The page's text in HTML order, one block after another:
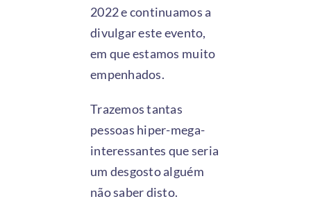
2022 e continuamos a
divulgar este evento,
em que estamos muito
empenhados.
Trazemos tantas
pessoas hiper-mega-
interessantes que seria
um desgosto alguém
não saber disto.